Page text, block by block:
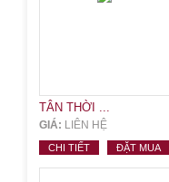
TÂN THỜI ...
GIÁ: LIÊN HỆ
CHI TIẾT ĐẶT MUA